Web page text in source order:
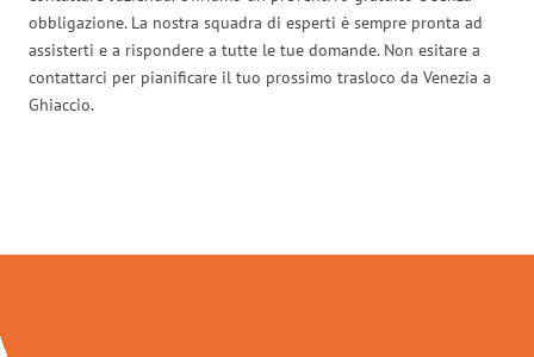
obbligazione. La nostra squadra di esperti è sempre pronta ad
assisterti e a rispondere a tutte le tue domande. Non esitare a
contattarci per pianificare il tuo prossimo trasloco da Venezia a
Ghiaccio.